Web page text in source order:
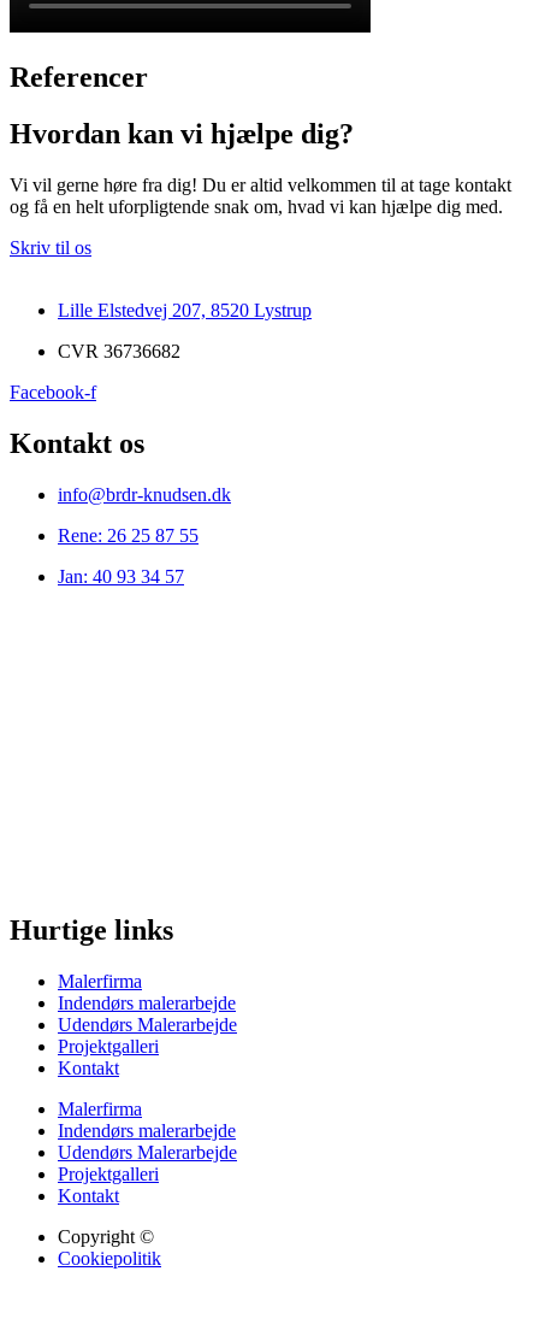
Referencer
Hvordan kan vi hjælpe dig?
Vi vil gerne høre fra dig! Du er altid velkommen til at tage kontakt
og få en helt uforpligtende snak om, hvad vi kan hjælpe dig med.
Skriv til os
Lille Elstedvej 207, 8520 Lystrup
CVR 36736682
Facebook-f
Kontakt os
info@brdr-knudsen.dk
Rene: 26 25 87 55
Jan: 40 93 34 57
Hurtige links
Malerfirma
Indendørs malerarbejde
Udendørs Malerarbejde
Projektgalleri
Kontakt
Malerfirma
Indendørs malerarbejde
Udendørs Malerarbejde
Projektgalleri
Kontakt
Copyright ©
Cookiepolitik